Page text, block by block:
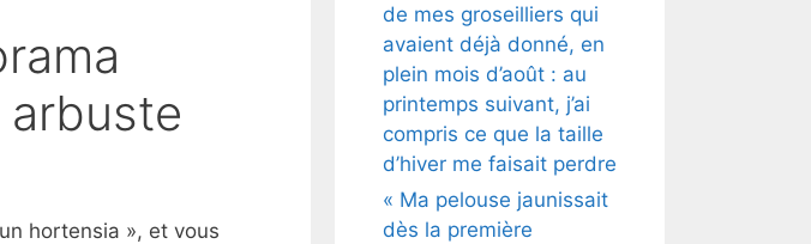
hortensia », et vous
de mes groseilliers qui
avaient déjà donné, en
plein mois d’août : au
printemps suivant, j’ai
compris ce que la taille
d’hiver me faisait perdre
« Ma pelouse jaunissait
dès la première